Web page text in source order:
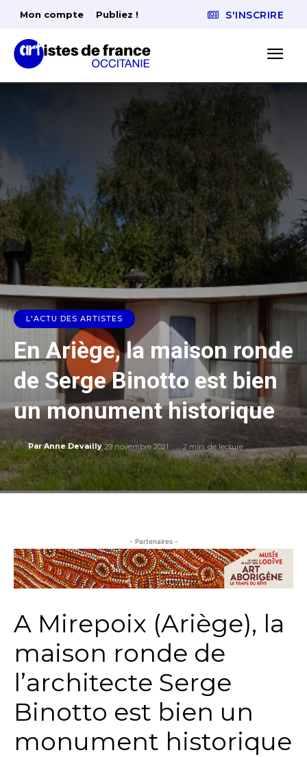
Mon compte Publiez ! S'INSCRIRE
L'ACTU DES ARTISTES
En Ariège, la maison ronde
de Serge Binotto est bien
un monument historique
Par Anne Devailly 29 novembre 2021 2 min. de lecture
- Partenaires -
A Mirepoix (Ariège), la
maison ronde de
l’architecte Serge
Binotto est bien un
monument historique